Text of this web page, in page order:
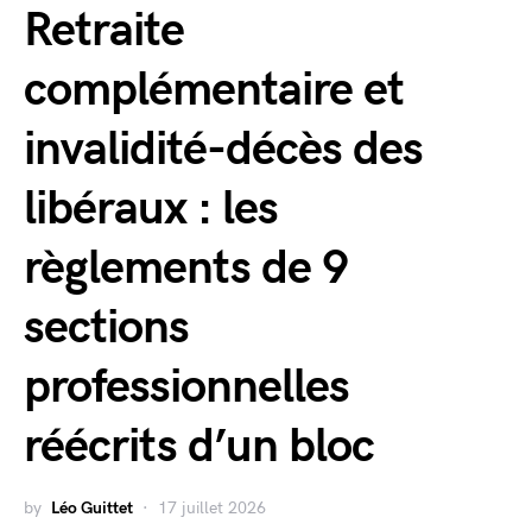
Retraite
complémentaire et
invalidité-décès des
libéraux : les
règlements de 9
sections
professionnelles
réécrits d’un bloc
by Léo Guittet 17 juillet 2026